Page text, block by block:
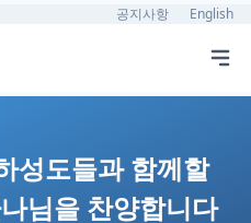
공지사항 English
성도들과 함께할
님을 찬양합니다